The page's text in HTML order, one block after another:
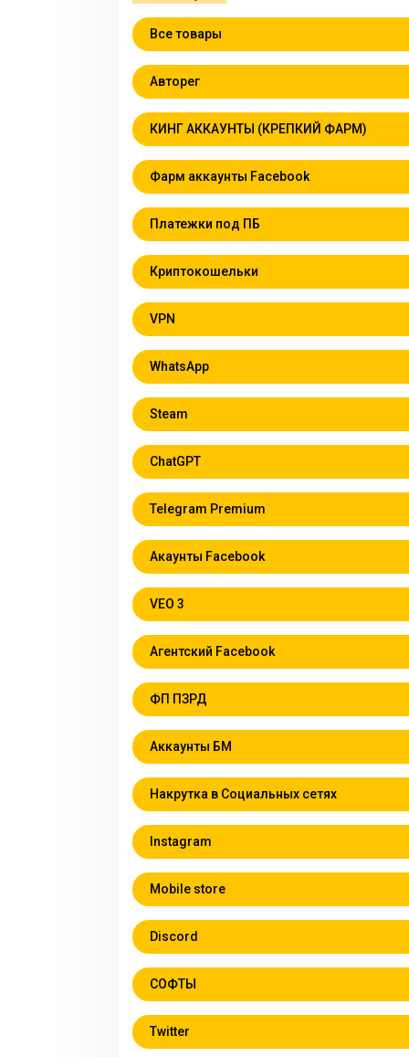
Все товары
Авторег
КИНГ АККАУНТЫ (КРЕПКИЙ ФАРМ)
Фарм аккаунты Facebook
Платежки под ПБ
Криптокошельки
VPN
WhatsApp
Steam
ChatGPT
Telegram Premium
Акаунты Facebook
VEO 3
Агентский Facebook
ФП ПЗРД
Аккаунты БМ
Накрутка в Социальных сетях
Instagram
Mobile store
Discord
СОФТЫ
Twitter